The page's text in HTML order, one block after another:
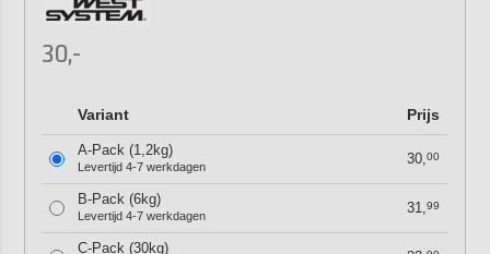
30,-
Variant Prijs
A-Pack (1,2kg)
Levertijd 4-7 werkdagen 30,00
B-Pack (6kg)
Levertijd 4-7 werkdagen 31,99
C-Pack (30kg)